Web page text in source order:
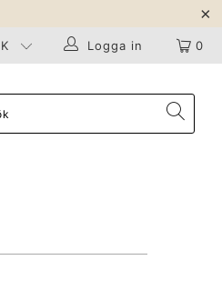
0
Logga in